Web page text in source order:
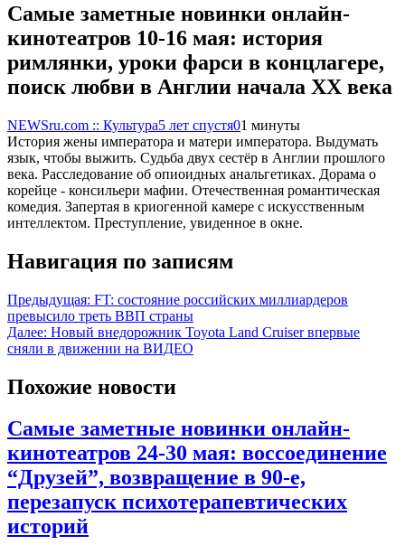
Самые заметные новинки онлайн-
кинотеатров 10-16 мая: история
римлянки, уроки фарси в концлагере,
поиск любви в Англии начала XX века
NEWSru.com :: Культура5 лет спустя01 минуты
История жены императора и матери императора. Выдумать
язык, чтобы выжить. Судьба двух сестёр в Англии прошлого
века. Расследование об опиоидных анальгетиках. Дорама о
корейце - консильери мафии. Отечественная романтическая
комедия. Запертая в криогенной камере с искусственным
интеллектом. Преступление, увиденное в окне.
Навигация по записям
Предыдущая: FT: состояние российских миллиардеров
превысило треть ВВП страны
Далее: Новый внедорожник Toyota Land Cruiser впервые
сняли в движении на ВИДЕО
Похожие новости
Самые заметные новинки онлайн-
кинотеатров 24-30 мая: воссоединение
“Друзей”, возвращение в 90-е,
перезапуск психотерапевтических
историй